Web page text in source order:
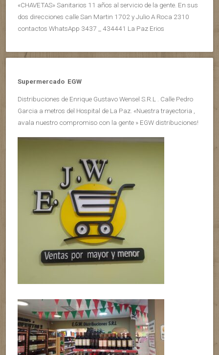
«CHAVETAS» Sanitarios 11 años al servicio de la gente. En sus
dos direcciones calle San Martin 1702 y Julio A Roca 2310
contactos WhatsApp 3437 _ 434441 La Paz Erios
Supermercado EGW
Distribuciones de Enrique Gustavo Wensel S.R.L . Calle Pedro
Garcia a metros del Hospital de La Paz. «Nuestra trayectoria ,
avala nuestro compromiso con la gente » EGW distribuciones!